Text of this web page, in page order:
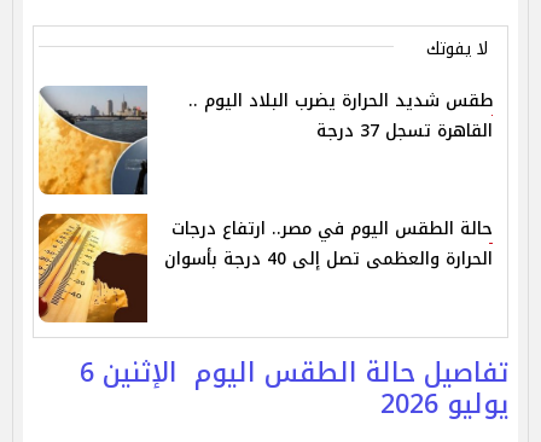
لا يفوتك
طقس شديد الحرارة يضرب البلاد اليوم ..
القاهرة تسجل 37 درجة
حالة الطقس اليوم في مصر.. ارتفاع درجات
الحرارة والعظمى تصل إلى 40 درجة بأسوان
تفاصيل حالة الطقس اليوم الإثنين 6
يوليو 2026